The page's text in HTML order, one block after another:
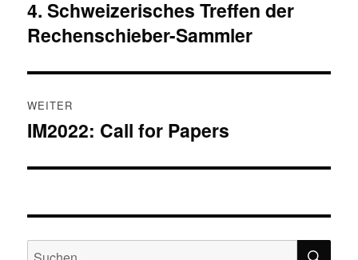
Vorheriger
Beitrag:
4. Schweizerisches Treffen der
Rechenschieber-Sammler
WEITER
Nächster
IM2022: Call for Papers
Suchen